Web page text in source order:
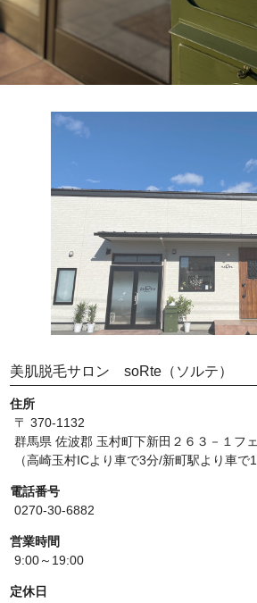
美肌脱毛サロン soRte（ソルテ）
住所
〒 370-1132
群馬県 佐波郡 玉村町下新田２６３－１フ
（高崎玉村ICより車で3分/新町駅より車で
電話番号
0270-30-6882
営業時間
9:00～19:00
定休日